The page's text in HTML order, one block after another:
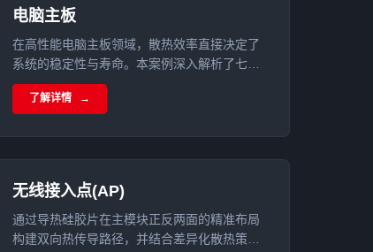
电脑主板
在高性能电脑主板领域，散热效率直接决定了
系统的稳定性与寿命。本案例深入解析了七彩
虹CVN B760I登陆舰主板如何通过集成的高性
能导热硅胶片，构建起一套全方位的散热防御
了解详情
无线接入点(AP)
通过导热硅胶片在主模块正反两面的精准布局
构建双向热传导路径，并结合差异化散热策略